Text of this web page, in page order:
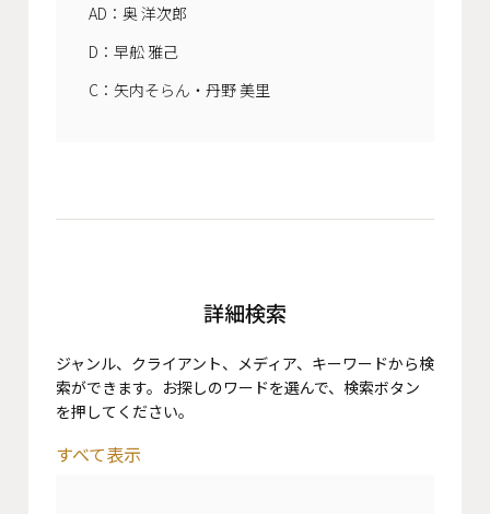
AD：奥 洋次郎
D：早舩 雅己
C：矢内そらん・丹野 美里
詳細検索
ジャンル、クライアント、メディア、キーワードから検
索ができます。お探しのワードを選んで、検索ボタン
を押してください。
すべて表示